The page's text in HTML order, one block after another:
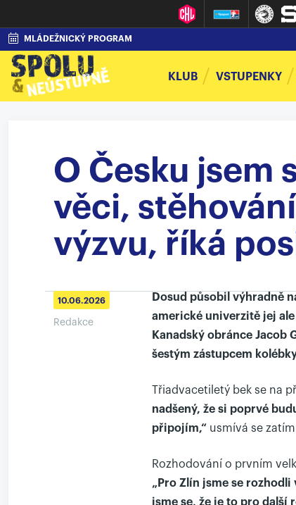
MLÁDEŽNICKÝ PROGRAM
KLUB VSTUPENKY
O Česku jsem
věci,
výzvu, říká
10.06.2026
Redakce
Dosud působil výhradně
americké univerzitě jej
Kanadský obránce Jacob
šestým zástupcem
Třiadvacetiletý bek se na
nadšený, že si poprvé
připojím,“ usmívá se
Rozhodování o prvním
„Pro Zlín jsme se
jsme se, že je to pro další